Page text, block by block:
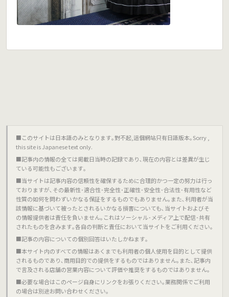
■このサイトは日本語のみとなります｡對不起,這個網站只有日語版本｡Sorry ,
this site is Japanese text only.
■記事内の情報の全ては掲載日当時の記録であり､現在の内容とは差異が生じ
ている可能性もございます｡
■当サイトは記事内容の信頼性を確保するために合理的かつ一定の努力は行っ
ておりますが､その最新性･適合性･完全性･正確性･安全性･合法性･有用性など
性質の如何を問わずいかなる保証をするものでもありません｡また､利用者が当
該情報に基づいて被ったとされるいかなる損害についても､当サイトおよびそ
の情報提供者は責任を負いません｡これはソーシャル･メディア上で配信･共有
されたものを含みます｡各自の判断と責任において当サイトをご利用ください｡
■記事の内容についての個別回答はいたしかねます｡
■本サイト内のすべての情報はあくまでも利用者の個人使用を目的として提供
されるものであり､商用目的での提供をするものではありません｡また､記事内
で言及される店舗の営業内容について評価や推奨をするものではありません｡
■必要な場合はこのページ自身にリンクをお張りください｡業務関係でご利用
の場合は別途お問い合わせください｡